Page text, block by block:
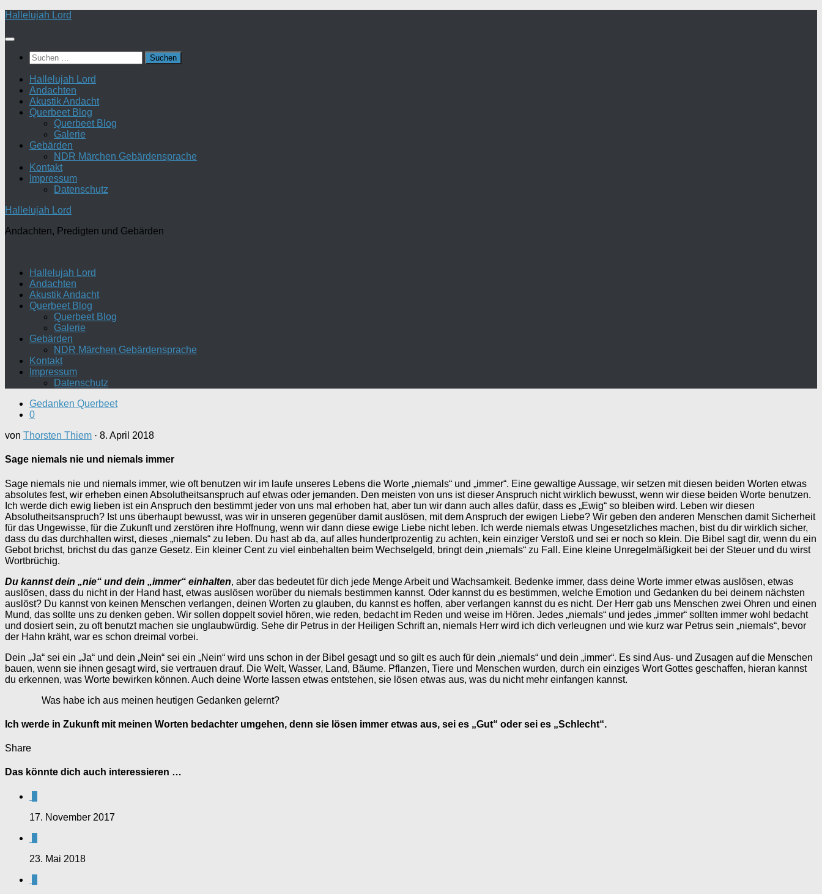
Zum
springen
Hallelujah Lord
Suchen
nach:
Hallelujah Lord
Andachten
Akustik Andacht
Querbeet Blog
Querbeet Blog
Galerie
Gebärden
NDR Märchen Gebärdensprache
Kontakt
Impressum
Datenschutz
Hallelujah Lord
Andachten, Predigten und Gebärden
Hallelujah Lord
Andachten
Akustik Andacht
Querbeet Blog
Querbeet Blog
Galerie
Gebärden
NDR Märchen Gebärdensprache
Kontakt
Impressum
Datenschutz
Gedanken Querbeet
0
von Thorsten Thiem · 8. April 2018
Sage niemals nie und niemals immer
Sage niemals nie und niemals immer, wie oft benutzen wir im laufe unseres Lebens die Worte „niemals“ und „immer“. Eine gewaltige Aussage, wir setzen mit diesen beiden Worten etwas
absolutes fest, wir erheben einen Absolutheitsanspruch auf etwas oder jemanden. Den meisten von uns ist dieser Anspruch nicht wirklich bewusst, wenn wir diese beiden Worte benutzen.
Ich werde dich ewig lieben ist ein Anspruch den bestimmt jeder von uns mal erhoben hat, aber tun wir dann auch alles dafür, dass es „Ewig“ so bleiben wird. Leben wir diesen
Absolutheitsanspruch? Ist uns überhaupt bewusst, was wir in unseren gegenüber damit auslösen, mit dem Anspruch der ewigen Liebe? Wir geben den anderen Menschen damit Sicherheit
für das Ungewisse, für die Zukunft und zerstören ihre Hoffnung, wenn wir dann diese ewige Liebe nicht leben. Ich werde niemals etwas Ungesetzliches machen, bist du dir wirklich sicher,
dass du das durchhalten wirst, dieses „niemals“ zu leben. Du hast ab da, auf alles hundertprozentig zu achten, kein einziger Verstoß und sei er noch so klein. Die Bibel sagt dir, wenn du ein
Gebot brichst, brichst du das ganze Gesetz. Ein kleiner Cent zu viel einbehalten beim Wechselgeld, bringt dein „niemals“ zu Fall. Eine kleine Unregelmäßigkeit bei der Steuer und du wirst
Wortbrüchig.
Du kannst dein „nie“ und dein „immer“ einhalten, aber das bedeutet für dich jede Menge Arbeit und Wachsamkeit. Bedenke immer, dass deine Worte immer etwas auslösen, etwas
auslösen, dass du nicht in der Hand hast, etwas auslösen worüber du niemals bestimmen kannst. Oder kannst du es bestimmen, welche Emotion und Gedanken du bei deinem nächsten
auslöst? Du kannst von keinen Menschen verlangen, deinen Worten zu glauben, du kannst es hoffen, aber verlangen kannst du es nicht. Der Herr gab uns Menschen zwei Ohren und einen
Mund, das sollte uns zu denken geben. Wir sollen doppelt soviel hören, wie reden, bedacht im Reden und weise im Hören. Jedes „niemals“ und jedes „immer“ sollten immer wohl bedacht
und dosiert sein, zu oft benutzt machen sie unglaubwürdig. Sehe dir Petrus in der Heiligen Schrift an, niemals Herr wird ich dich verleugnen und wie kurz war Petrus sein „niemals“, bevor
der Hahn kräht, war es schon dreimal vorbei.
Dein „Ja“ sei ein „Ja“ und dein „Nein“ sei ein „Nein“ wird uns schon in der Bibel gesagt und so gilt es auch für dein „niemals“ und dein „immer“. Es sind Aus- und Zusagen auf die Menschen
bauen, wenn sie ihnen gesagt wird, sie vertrauen drauf. Die Welt, Wasser, Land, Bäume. Pflanzen, Tiere und Menschen wurden, durch ein einziges Wort Gottes geschaffen, hieran kannst
du erkennen, was Worte bewirken können. Auch deine Worte lassen etwas entstehen, sie lösen etwas aus, was du nicht mehr einfangen kannst.
Was habe ich aus meinen heutigen Gedanken gelernt?
Ich werde in Zukunft mit meinen Worten bedachter umgehen, denn sie lösen immer etwas aus, sei es „Gut“ oder sei es „Schlecht“.
Share
Das könnte dich auch interessieren …
17. November 2017
23. Mai 2018